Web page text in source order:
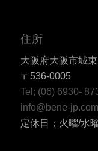
住所
大阪府大阪市城
〒536-0005
Tel; (06) 6930-
info@bene-jp.com
定休日；火曜/水